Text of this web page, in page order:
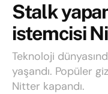
Stalk
istemcisi
Teknoloji
yaşandı. Popüler
Nitter kapandı.